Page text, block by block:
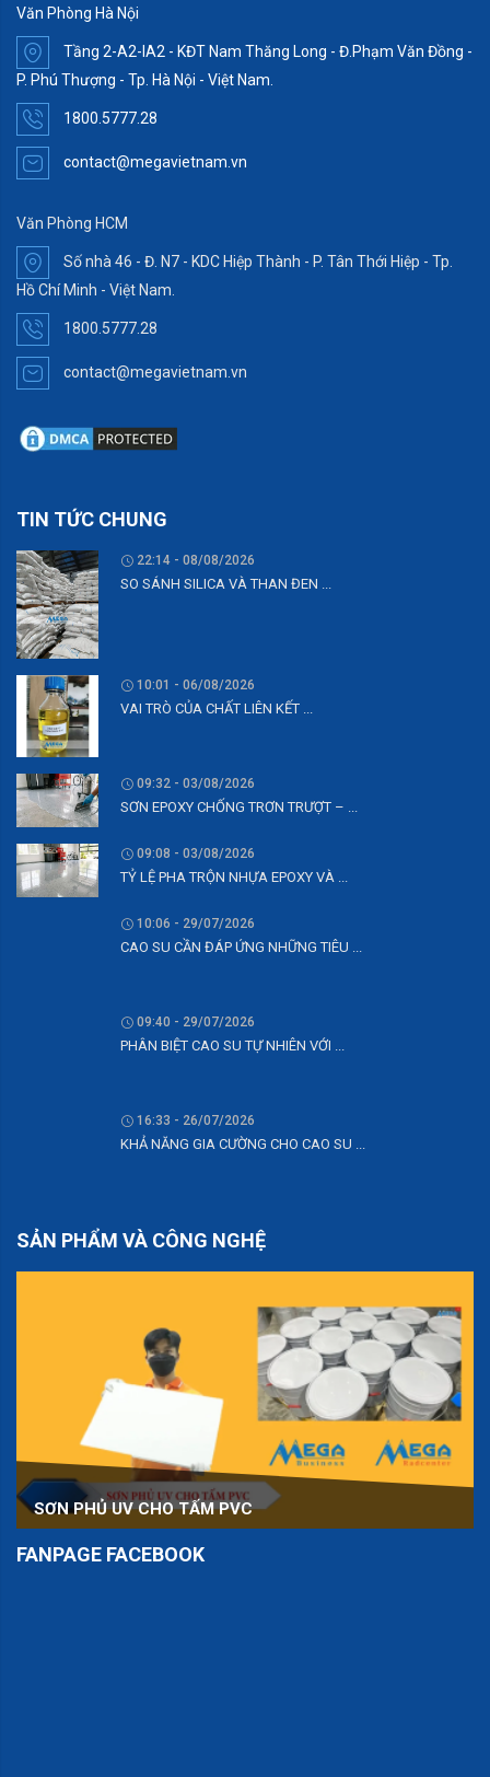
Văn Phòng Hà Nội
Tầng 2-A2-IA2 - KĐT Nam Thăng Long - Đ.Phạm Văn Đồng -
P. Phú Thượng - Tp. Hà Nội - Việt Nam.
1800.5777.28
contact@megavietnam.vn
Văn Phòng HCM
Số nhà 46 - Đ. N7 - KDC Hiệp Thành - P. Tân Thới Hiệp - Tp.
Hồ Chí Minh - Việt Nam.
1800.5777.28
contact@megavietnam.vn
TIN TỨC CHUNG
22:14 - 08/08/2026
SO SÁNH SILICA VÀ THAN ĐEN ...
10:01 - 06/08/2026
VAI TRÒ CỦA CHẤT LIÊN KẾT ...
09:32 - 03/08/2026
SƠN EPOXY CHỐNG TRƠN TRƯỢT – ...
09:08 - 03/08/2026
TỶ LỆ PHA TRỘN NHỰA EPOXY VÀ ...
10:06 - 29/07/2026
CAO SU CẦN ĐÁP ỨNG NHỮNG TIÊU ...
PHÂN BIỆT CAO SU TỰ NHIÊN VỚI ...
SƠN PHỦ UV CHO TẤM PVC
FANPAGE FACEBOOK